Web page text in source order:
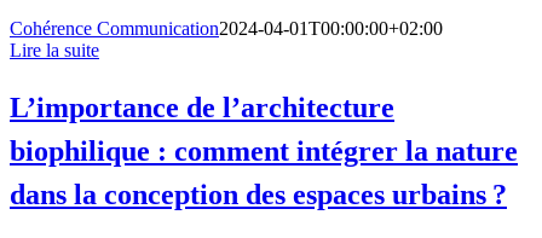
Cohérence Communication2024-04-01T00:00:00+02:00
Lire la suite
L’importance de l’architecture
biophilique : comment intégrer la nature
dans la conception des espaces urbains ?